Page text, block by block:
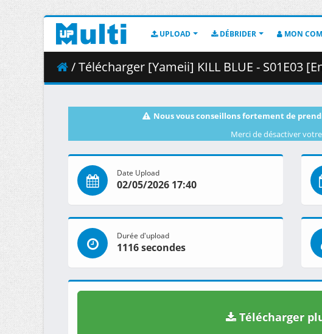
UPLOAD DÉBRIDER MON
/ Télécharger [Yameii] KILL BLUE - S01E03 [English Dub]
Nous vous conseillons fortement de
Merci de désactiver
Date Upload
02/05/2026 17:40
Durée d'upload
1116 secondes
Télécharger